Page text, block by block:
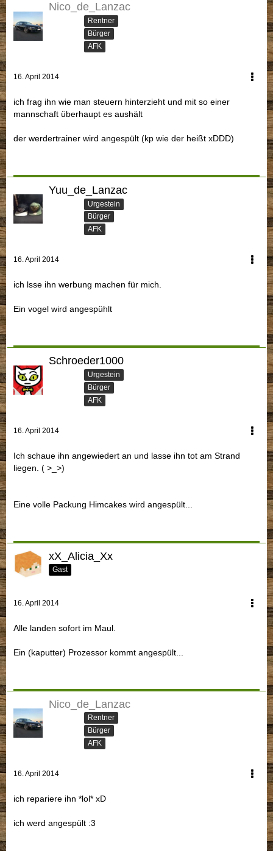
Nico_de_Lanzac
Rentner
Bürger
AFK
16. April 2014
ich frag ihn wie man steuern hinterzieht und mit so einer
mannschaft überhaupt es aushält
der werdertrainer wird angespült (kp wie der heißt xDDD)
Yuu_de_Lanzac
Urgestein
Bürger
AFK
16. April 2014
ich lsse ihn werbung machen für mich.
Ein vogel wird angespühlt
Schroeder1000
Urgestein
Bürger
AFK
16. April 2014
Ich schaue ihn angewiedert an und lasse ihn tot am Strand
liegen. ( >_>)
Eine volle Packung Himcakes wird angespült...
xX_Alicia_Xx
Gast
16. April 2014
Alle landen sofort im Maul.
Ein (kaputter) Prozessor kommt angespült...
Nico_de_Lanzac
Rentner
Bürger
AFK
16. April 2014
ich repariere ihn *lol* xD
ich werd angespült :3